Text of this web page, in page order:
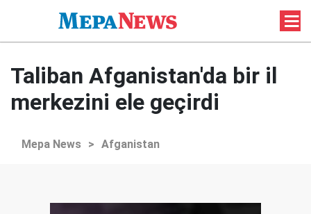
Taliban Afganistan'da bir il
merkezini ele geçirdi
Mepa News > Afganistan